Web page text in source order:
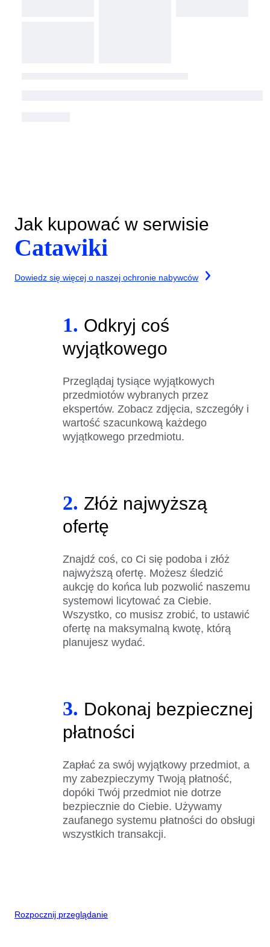
Jak kupować w serwisie
Catawiki
Dowiedz się więcej o naszej ochronie nabywców
1. Odkryj coś
wyjątkowego
Przeglądaj tysiące wyjątkowych
przedmiotów wybranych przez
ekspertów. Zobacz zdjęcia, szczegóły i
wartość szacunkową każdego
wyjątkowego przedmiotu.
2. Złóż najwyższą
ofertę
Znajdź coś, co Ci się podoba i złóż
najwyższą ofertę. Możesz śledzić
aukcję do końca lub pozwolić naszemu
systemowi licytować za Ciebie.
Wszystko, co musisz zrobić, to ustawić
ofertę na maksymalną kwotę, którą
planujesz wydać.
3. Dokonaj bezpiecznej
płatności
Zapłać za swój wyjątkowy przedmiot, a
my zabezpieczymy Twoją płatność,
dopóki Twój przedmiot nie dotrze
bezpiecznie do Ciebie. Używamy
zaufanego systemu płatności do obsługi
wszystkich transakcji.
Rozpocznij przeglądanie